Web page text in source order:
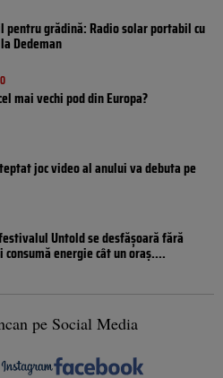
pentru grădină: Radio solar portabil cu
Dedeman
mai vechi pod din Europa?
joc video al anului va debuta pe
Untold se desfășoară fără
energie cât un oraș....
pe Social Media